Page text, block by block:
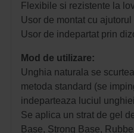
Flexibile si rezistente la
Usor de montat cu
Usor de indepartat prin
Mod de utilizare:
Unghia naturala se
metoda standard (se
indeparteaza luciul
Se aplica un strat de gel
Base, Strong Base,